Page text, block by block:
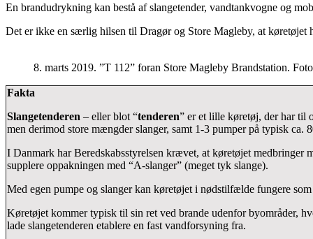
En brandudrykning kan bestå af slangetender, vandtankvogne og
Det er ikke en særlig hilsen til Dragør og Store Magleby, at køretøjet
8. marts 2019. ”T 112” foran Store Magleby Brandstation.
Fakta
Slangetenderen – eller blot “tenderen” er et lille køretøj, der har til
men derimod store mængder slanger, samt 1-3 pumper på typisk
I Danmark har Beredskabsstyrelsen krævet, at køretøjet medbringer
supplere oppakningen med “A-slanger” (meget tyk slange).
Med egen pumpe og slanger kan køretøjet i nødstilfælde fungere
Køretøjet kommer typisk til sin ret ved brande udenfor byområder,
lade slangetenderen etablere en fast vandforsyning fra.